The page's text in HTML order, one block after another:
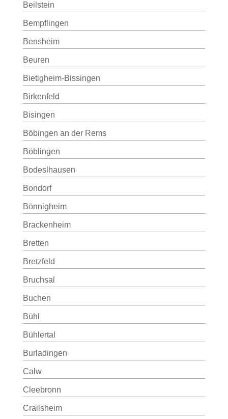
Beilstein
Bempflingen
Bensheim
Beuren
Bietigheim-Bissingen
Birkenfeld
Bisingen
Böbingen an der Rems
Böblingen
Bodeslhausen
Bondorf
Bönnigheim
Brackenheim
Bretten
Bretzfeld
Bruchsal
Buchen
Bühl
Bühlertal
Burladingen
Calw
Cleebronn
Crailsheim